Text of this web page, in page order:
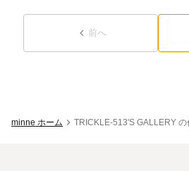
前へ
minne ホーム TRICKLE-513'S GALLERY の